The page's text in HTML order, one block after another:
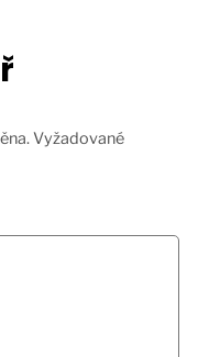
Vyžadované